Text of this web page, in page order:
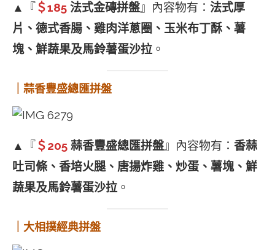
▲『＄185 法式金磚拼盤』內容物有： 法式厚
片、德式香腸、雞肉洋蔥圈、玉米布丁酥、薯
塊、鮮蔬果及馬鈴薯蛋沙拉 。
｜蒜香豐盛總匯拼盤
▲『＄205 蒜香豐盛總匯拼盤』內容物有： 香蒜
吐司條、香培火腿、唐揚炸雞、炒蛋、薯塊、鮮
蔬果及馬鈴薯蛋沙拉 。
｜大相撲經典拼盤